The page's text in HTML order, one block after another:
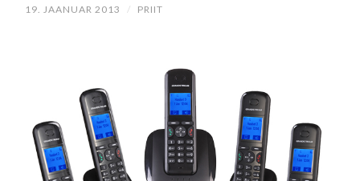
19. JAANUAR 2013 / PRIIT